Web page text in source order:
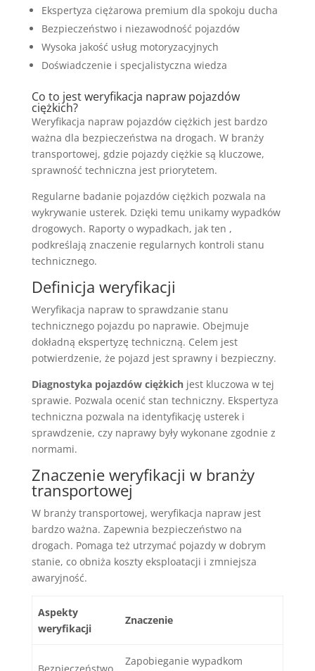
Ekspertyza ciężarowa premium dla spokoju ducha
Bezpieczeństwo i niezawodność pojazdów
Wysoka jakość usług motoryzacyjnych
Doświadczenie i specjalistyczna wiedza
Co to jest weryfikacja napraw pojazdów
ciężkich?
Weryfikacja napraw pojazdów ciężkich jest bardzo
ważna dla bezpieczeństwa na drogach. W branży
transportowej, gdzie pojazdy ciężkie są kluczowe,
sprawność techniczna jest priorytetem.
Regularne badanie pojazdów ciężkich pozwala na
wykrywanie usterek. Dzięki temu unikamy wypadków
drogowych. Raporty o wypadkach, jak ten ,
podkreślają znaczenie regularnych kontroli stanu
technicznego.
Definicja weryfikacji
Weryfikacja napraw to sprawdzanie stanu
technicznego pojazdu po naprawie. Obejmuje
dokładną ekspertyzę techniczną. Celem jest
potwierdzenie, że pojazd jest sprawny i bezpieczny.
Diagnostyka pojazdów ciężkichjest kluczowa w tej
sprawie. Pozwala ocenić stan techniczny. Ekspertyza
techniczna pozwala na identyfikację usterek i
sprawdzenie, czy naprawy były wykonane zgodnie z
normami.
Znaczenie weryfikacji w branży
transportowej
W branży transportowej, weryfikacja napraw jest
bardzo ważna. Zapewnia bezpieczeństwo na
drogach. Pomaga też utrzymać pojazdy w dobrym
stanie, co obniża koszty eksploatacji i zmniejsza
awaryjność.
Aspekty
weryfikacji
Znaczenie
Zapobieganie wypadkom